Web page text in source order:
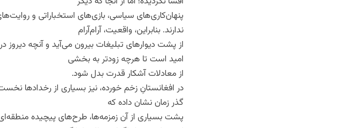
پنهان‌کاری‌های سیاسی، بازی‌های استخباراتی و
ندارند. بنابراین، واقعیت، آرام‌آرام
از پشت دیوارهای تبلیغات بیرون می‌آید و آنچه دیروز
امید است تا هرچه زودتر به بخشی
از معادلات آشکار قدرت بدل ‌شود.
در افغانستانِ زخم‌ خورده، نیز بسیاری از رخدادها
گذر زمان نشان داده که
پشت بسیاری از آن زمزمه‌ها، طرح‌های پیچیده